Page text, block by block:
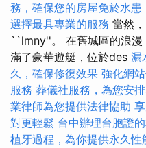
務，確保您的房屋免於水患
選擇最具專業的服務 當然
``lmny''。 在舊城區的浪漫
滿了豪華遊艇，位於des 漏
久，確保修復效果 強化網
服務 葬儀社服務，為您安
業律師為您提供法律協助
對更輕鬆 台中辦理台胞證
植牙過程，為你提供永久性